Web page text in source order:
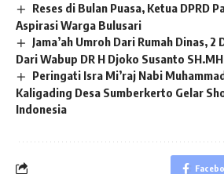
Reses di Bulan Puasa, Ketua DPRD
Aspirasi Warga Bulusari
Jama’ah Umroh Dari Rumah Dinas,
Dari Wabup DR H Djoko Susanto SH.MH
Peringati Isra Mi’raj Nabi
Kaligading Desa Sumberkerto Gelar
Indonesia